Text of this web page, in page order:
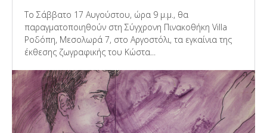
Το Σάββατο 17 Αυγούστου, ώρα 9 μ.μ., θα
παραγματοποιηθούν στη Σύγχρονη Πινακοθήκη Villa
Ροδόπη, Μεσολωρά 7, στο Αργοστόλι, τα εγκαίνια της
έκθεσης ζωγραφικής του Κώστα...